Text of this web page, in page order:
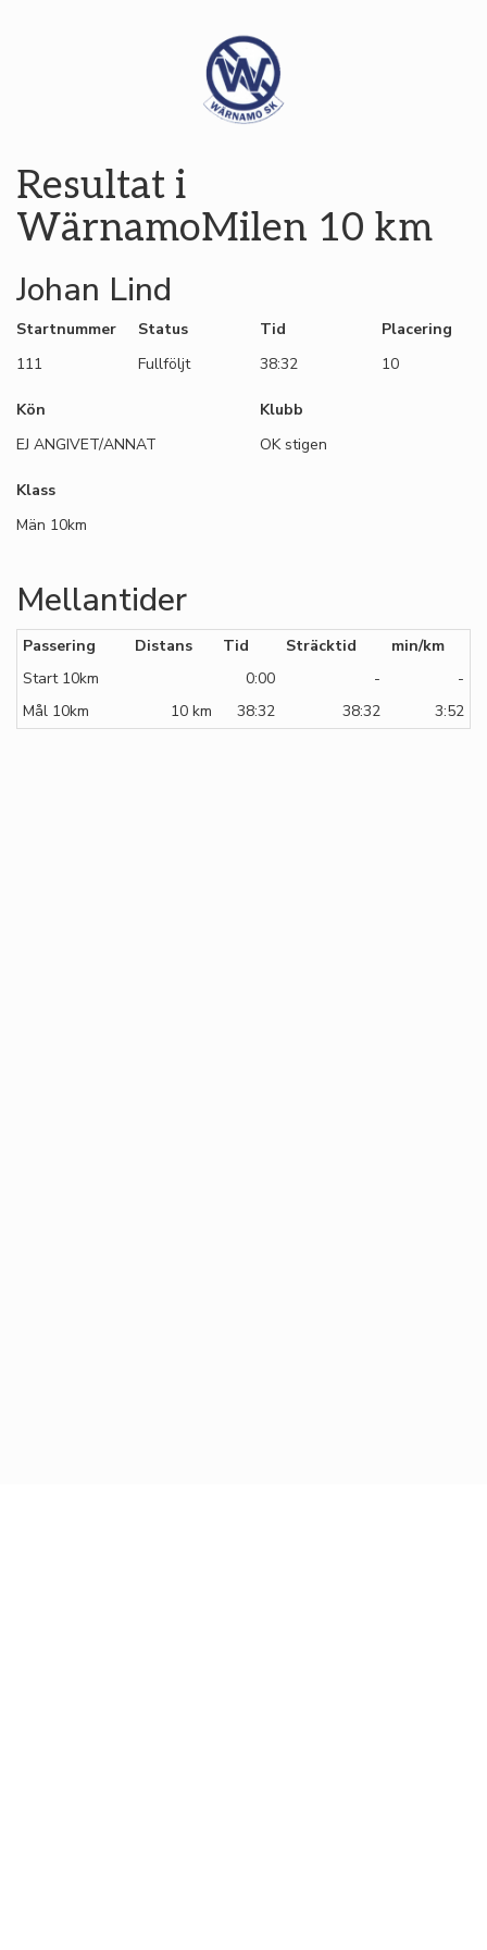
Resultat i
WärnamoMilen 10 km
Johan Lind
Startnummer
111
Status
Fullföljt
Tid
38:32
Placering
10
Kön
EJ ANGIVET/ANNAT
Klubb
OK stigen
Klass
Män 10km
Mellantider
Passering Distans Tid Sträcktid
min/km
Start 10km
0:00 -
-
Mål 10km
10 km 38:32 38:32 3:52